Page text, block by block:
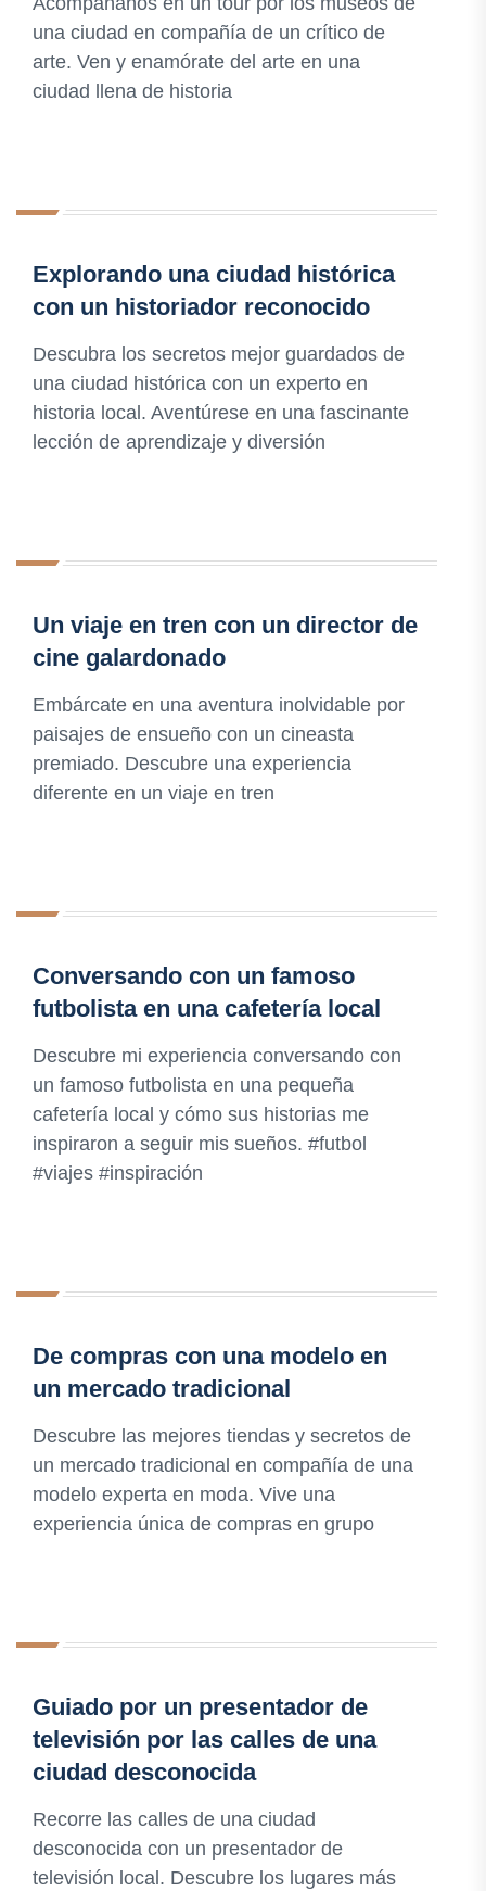
una ciudad en compañía de un crítico de
arte. Ven y enamórate del arte en una
ciudad llena de historia
Explorando una ciudad histórica
con un historiador reconocido
Descubra los secretos mejor guardados de
una ciudad histórica con un experto en
historia local. Aventúrese en una fascinante
lección de aprendizaje y diversión
Un viaje en tren con un director de
cine galardonado
Embárcate en una aventura inolvidable por
paisajes de ensueño con un cineasta
premiado. Descubre una experiencia
diferente en un viaje en tren
Conversando con un famoso
futbolista en una cafetería local
Descubre mi experiencia conversando con
un famoso futbolista en una pequeña
cafetería local y cómo sus historias me
inspiraron a seguir mis sueños. #futbol
#viajes #inspiración
De compras con una modelo en
un mercado tradicional
Descubre las mejores tiendas y secretos de
un mercado tradicional en compañía de una
modelo experta en moda. Vive una
experiencia única de compras en grupo
Guiado por un presentador de
televisión por las calles de una
ciudad desconocida
Recorre las calles de una ciudad
desconocida con un presentador de
televisión local. Descubre los lugares más